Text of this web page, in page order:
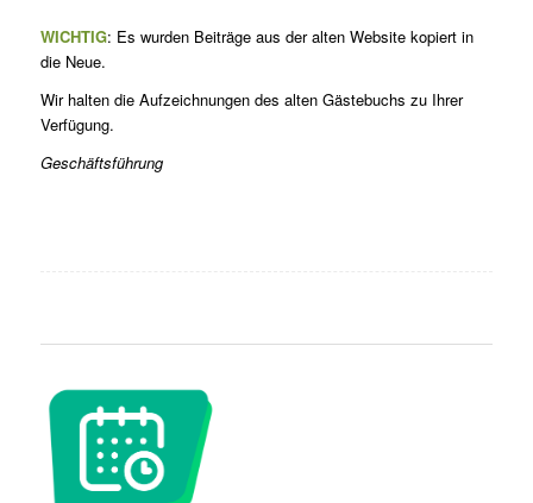
WICHTIG: Es wurden Beiträge aus der alten Website kopiert in
die Neue.
Wir halten die Aufzeichnungen des alten Gästebuchs zu Ihrer
Verfügung.
Geschäftsführung